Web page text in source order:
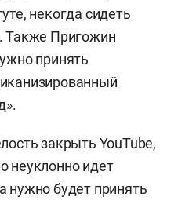
некогда сидеть
Также Пригожин
принять
закрыть YouTube,
неуклонно идет
нужно будет принять